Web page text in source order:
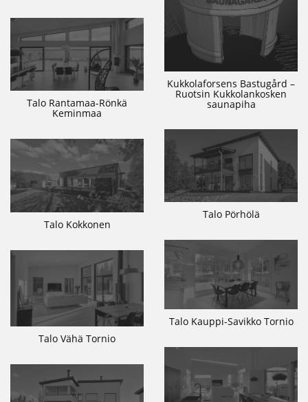
Kukkolaforsens Bastugård –
Ruotsin Kukkolankosken
saunapiha
Talo Rantamaa-Rönkä
Keminmaa
Talo Pörhölä
Talo Kokkonen
Talo Kauppi-Savikko Tornio
Talo Vähä Tornio